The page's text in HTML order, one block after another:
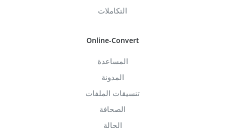
التكاملات
Online-Convert
المساعدة
المدونة
تنسيقات الملفات
الصحافة
الحالة